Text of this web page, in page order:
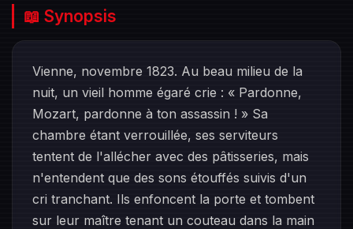
📖 Synopsis
Vienne, novembre 1823. Au beau milieu de la
nuit, un vieil homme égaré crie : « Pardonne,
Mozart, pardonne à ton assassin ! » Sa
chambre étant verrouillée, ses serviteurs
tentent de l'allécher avec des pâtisseries, mais
n'entendent que des sons étouffés suivis d'un
cri tranchant. Ils enfoncent la porte et tombent
sur leur maître tenant un couteau dans la main